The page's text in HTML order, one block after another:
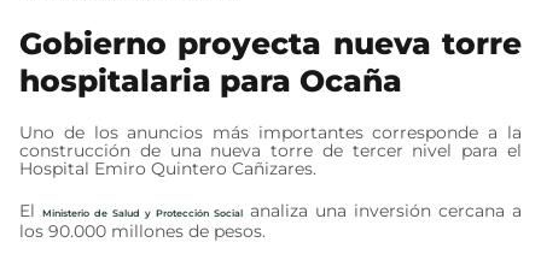
Gobierno proyecta nueva torre
hospitalaria para Ocaña
Uno de los anuncios más importantes corresponde a la
construcción de una nueva torre de tercer nivel para el
Hospital Emiro Quintero Cañizares.
ElMinisterio de Salud y Protección Social analiza una inversión cercana a
los 90.000 millones de pesos.